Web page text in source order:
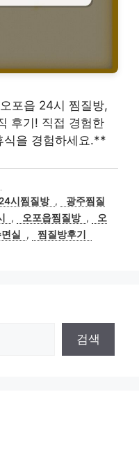
포읍 24시 찜질방,
후기! 직접 경험한
식을 경험하세요.**
시찜질방 ,
광주찜질
, 오포읍찜질방 ,
오
실 , 찜질방후기
검색